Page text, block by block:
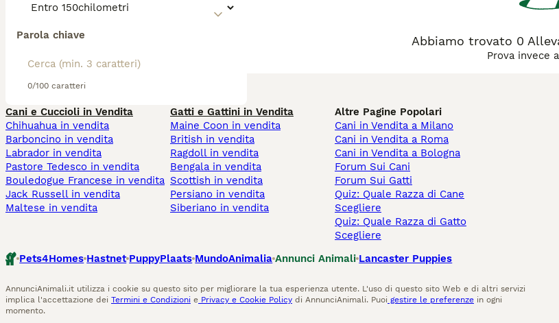
Parola chiave
0/100 caratteri
Abbiamo trovato 0
Prova invece
Cani e Cuccioli in Vendita
Chihuahua in vendita
Barboncino in vendita
Labrador in vendita
Pastore Tedesco in vendita
Bouledogue Francese in vendita
Jack Russell in vendita
Maltese in vendita
Gatti e Gattini in Vendita
Maine Coon in vendita
British in vendita
Ragdoll in vendita
Bengala in vendita
Scottish in vendita
Persiano in vendita
Siberiano in vendita
Altre Pagine Popolari
Cani in Vendita a Milano
Cani in Vendita a Roma
Cani in Vendita a Bologna
Forum Sui Cani
Forum Sui Gatti
Quiz: Quale Razza di Cane
Scegliere
Quiz: Quale Razza di Gatto
Scegliere
Pets4Homes Hastnet PuppyPlaats MundoAnimalia Annunci Animali Lancaster Puppies
AnnunciAnimali.it utilizza i cookie su questo sito per migliorare la tua esperienza utente. L'uso di questo sito Web e di altri servizi
implica l'accettazione dei Termini e Condizioni e Privacy e Cookie Policy di AnnunciAnimali. Puoi gestire le preferenze in ogni
momento.